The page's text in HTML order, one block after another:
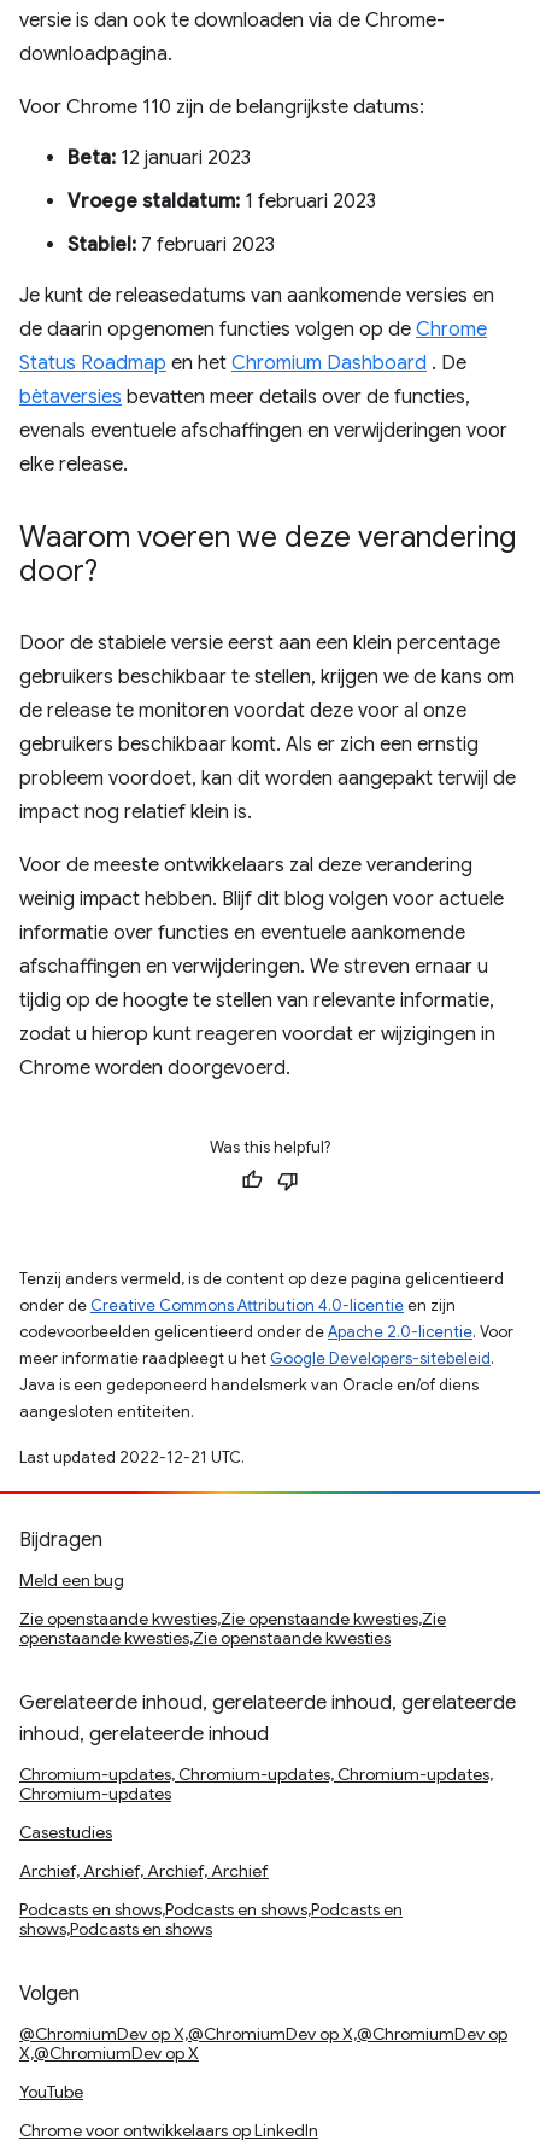
versie is dan ook te downloaden via de Chrome-
downloadpagina.
Voor Chrome 110 zijn de belangrijkste datums:
Beta: 12 januari 2023
Vroege staldatum: 1 februari 2023
Stabiel: 7 februari 2023
Je kunt de releasedatums van aankomende versies en
de daarin opgenomen functies volgen op de Chrome
Status Roadmap en het Chromium Dashboard . De
bètaversies bevatten meer details over de functies,
evenals eventuele afschaffingen en verwijderingen voor
elke release.
Waarom voeren we deze verandering
door?
Door de stabiele versie eerst aan een klein percentage
gebruikers beschikbaar te stellen, krijgen we de kans om
de release te monitoren voordat deze voor al onze
gebruikers beschikbaar komt. Als er zich een ernstig
probleem voordoet, kan dit worden aangepakt terwijl de
impact nog relatief klein is.
Voor de meeste ontwikkelaars zal deze verandering
weinig impact hebben. Blijf dit blog volgen voor actuele
informatie over functies en eventuele aankomende
afschaffingen en verwijderingen. We streven ernaar u
tijdig op de hoogte te stellen van relevante informatie,
zodat u hierop kunt reageren voordat er wijzigingen in
Chrome worden doorgevoerd.
Was this helpful?
Tenzij anders vermeld, is de content op deze pagina gelicentieerd
onder de Creative Commons Attribution 4.0-licentieen zijn
codevoorbeelden gelicentieerd onder deApache 2.0-licentie. Voor
meer informatie raadpleegt u het Google Developers-sitebeleid.
Java is een gedeponeerd handelsmerk van Oracle en/of diens
aangesloten entiteiten.
Last updated 2022-12-21 UTC.
Bijdragen
Meld een bug
Zie openstaande kwesties,Zie openstaande kwesties,Zie
openstaande kwesties,Zie openstaande kwesties
Gerelateerde inhoud, gerelateerde inhoud, gerelateerde
inhoud, gerelateerde inhoud
Chromium-updates, Chromium-updates, Chromium-updates,
Chromium-updates
Casestudies
Archief, Archief, Archief, Archief
Podcasts en shows,Podcasts en shows,Podcasts en
shows,Podcasts en shows
Volgen
@ChromiumDev op X,@ChromiumDev op X,@ChromiumDev op
X,@ChromiumDev op X
YouTube
Chrome voor ontwikkelaars op LinkedIn